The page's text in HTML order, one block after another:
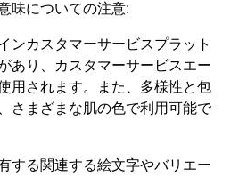
味についての注意:
ンカスタマーサービスプラット
あり、カスタマーサービスエー
用されます。また、多様性と包
さまざまな肌の色で利用可能で
する関連する絵文字やバリエー